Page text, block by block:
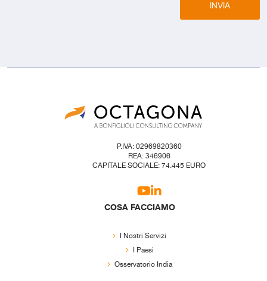
INVIA
P.IVA: 02969820360
REA: 346906
CAPITALE SOCIALE: 74.445 EURO
COSA FACCIAMO
I Nostri Servizi
I Paesi
Osservatorio India